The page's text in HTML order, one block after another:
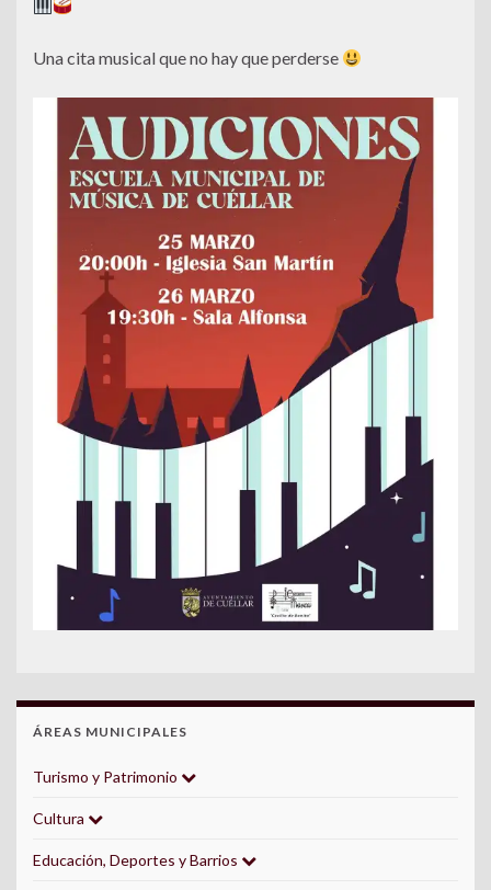
Una cita musical que no hay que perderse
ÁREAS MUNICIPALES
Turismo y Patrimonio
Cultura
Educación, Deportes y Barrios